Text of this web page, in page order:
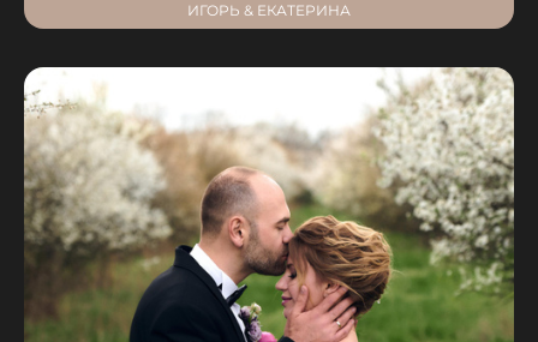
ИГОРЬ & ЕКАТЕРИНА